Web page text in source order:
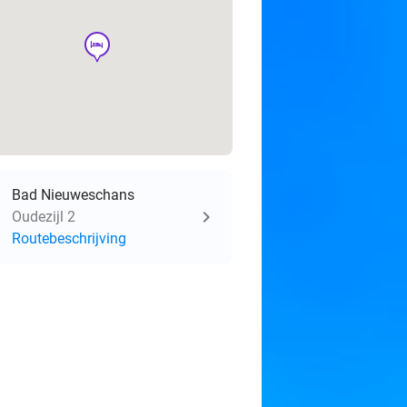
hotel
Bad Nieuweschans
Oudezijl 2
Routebeschrijving